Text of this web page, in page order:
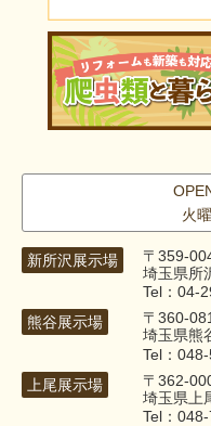
火
新所沢展示場
〒359-
埼玉県所
Tel：04-
熊谷展示場
〒360-
埼玉県熊
Tel：
上尾展示場
〒362-
埼玉県上
Tel：